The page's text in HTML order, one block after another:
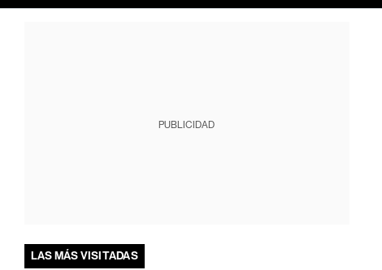
PUBLICIDAD
LAS MÁS VISITADAS